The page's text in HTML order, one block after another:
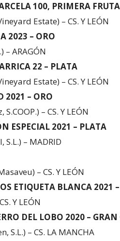
100, PRIMERA
Estate) – CS. Y LEÓN
2023 – ORO
– ARAGÓN
22 – PLATA
Estate) – CS. Y LEÓN
2021 – ORO
– CS. Y LEÓN
ESPECIAL 2021 – PLATA
– MADRID
– CS. Y LEÓN
ETIQUETA BLANCA 2021
Y LEÓN
DEL LOBO 2020 – GRAN
S.L.) – CS. LA MANCHA